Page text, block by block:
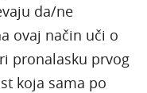
da/ne
ovaj način uči o
pronalasku prvog
koja sama po